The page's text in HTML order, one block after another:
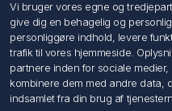
Søg
Min konto
Min konto
Ordrer
Vi bruger vores egne og
give dig en behagelig og
personliggøre indhold, levere
trafik til vores hjemmeside.
partnere inden for sociale
kombinere dem med andre data,
indsamlet fra din brug af